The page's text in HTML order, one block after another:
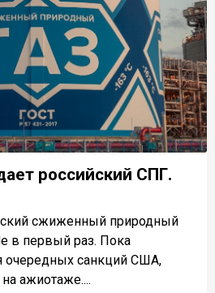
российский СПГ.
сжиженный природный
в первый раз. Пока
очередных санкций США,
ажиотаже....